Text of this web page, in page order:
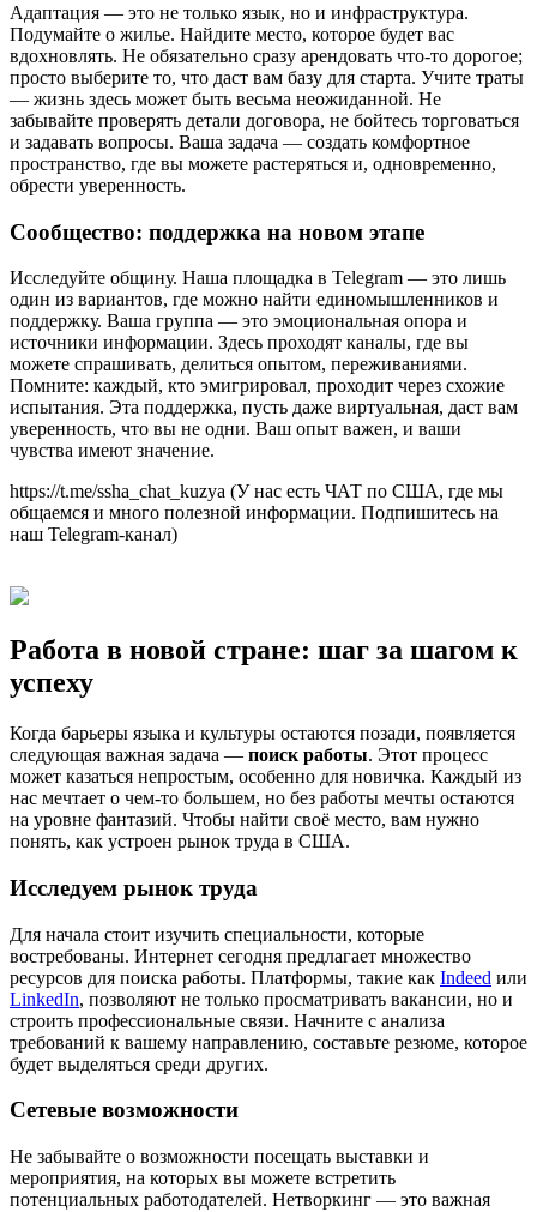
Адаптация — это не только язык, но и инфраструктура.
Подумайте о жилье. Найдите место, которое будет вас
вдохновлять. Не обязательно сразу арендовать что-то дорогое;
просто выберите то, что даст вам базу для старта. Учите траты
— жизнь здесь может быть весьма неожиданной. Не
забывайте проверять детали договора, не бойтесь торговаться
и задавать вопросы. Ваша задача — создать комфортное
пространство, где вы можете растеряться и, одновременно,
обрести уверенность.
Сообщество: поддержка на новом этапе
Исследуйте общину. Наша площадка в Telegram — это лишь
один из вариантов, где можно найти единомышленников и
поддержку. Ваша группа — это эмоциональная опора и
источники информации. Здесь проходят каналы, где вы
можете спрашивать, делиться опытом, переживаниями.
Помните: каждый, кто эмигрировал, проходит через схожие
испытания. Эта поддержка, пусть даже виртуальная, даст вам
уверенность, что вы не одни. Ваш опыт важен, и ваши
чувства имеют значение.
https://t.me/ssha_chat_kuzya (У нас есть ЧАТ по США, где мы
общаемся и много полезной информации. Подпишитесь на
наш Telegram-канал)
Работа в новой стране: шаг за шагом к
успеху
Когда барьеры языка и культуры остаются позади, появляется
следующая важная задача — поиск работы. Этот процесс
может казаться непростым, особенно для новичка. Каждый из
нас мечтает о чем-то большем, но без работы мечты остаются
на уровне фантазий. Чтобы найти своё место, вам нужно
понять, как устроен рынок труда в США.
Исследуем рынок труда
Для начала стоит изучить специальности, которые
востребованы. Интернет сегодня предлагает множество
ресурсов для поиска работы. Платформы, такие как Indeed или
LinkedIn, позволяют не только просматривать вакансии, но и
строить профессиональные связи. Начните с анализа
требований к вашему направлению, составьте резюме, которое
будет выделяться среди других.
Сетевые возможности
Не забывайте о возможности посещать выставки и
мероприятия, на которых вы можете встретить
потенциальных работодателей. Нетворкинг — это важная